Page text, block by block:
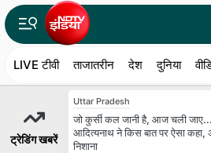
LIVE टीवी ताजातरीन देश दुनिया
ट्रेडिंग खबरें
Uttar Pradesh
जो कुर्सी कल जानी है, आज चली जाए...
आदित्यनाथ ने किस बात पर ऐसा
निशाना